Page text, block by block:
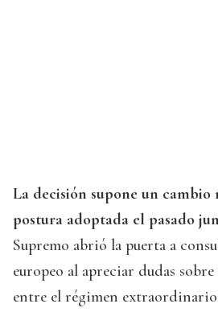
La decisión supone un cambio
postura adoptada el pasado
Supremo abrió la puerta a
europeo al apreciar dudas
entre el régimen